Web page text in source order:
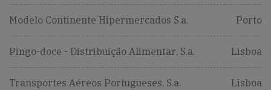
Modelo Continente Hipermercados S.a. Porto
Pingo-doce - Distribuição Alimentar, S.a. Lisboa
Transportes Aéreos Portugueses, S.a. Lisboa